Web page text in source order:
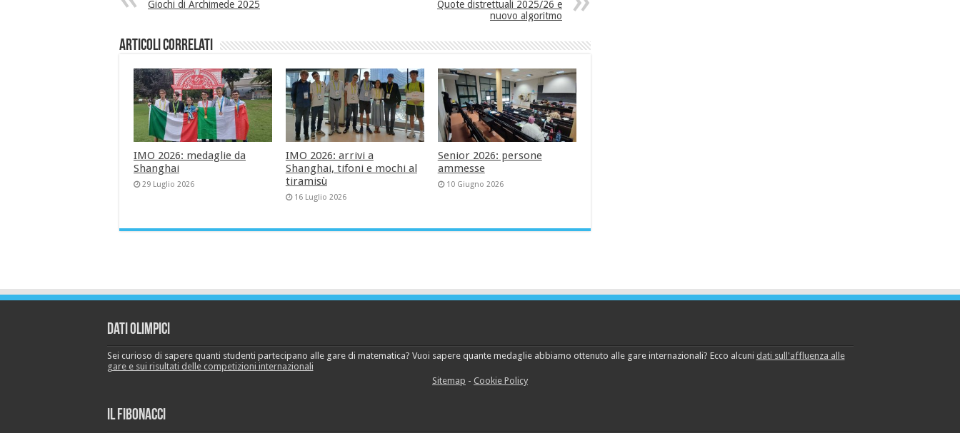
Giochi di Archimede 2025
Quote distrettuali 2025/26 e
nuovo algoritmo
Articoli correlati
IMO 2026: medaglie da
Shanghai
29 Luglio 2026
IMO 2026: arrivi a
Shanghai, tifoni e mochi al
tiramisù
16 Luglio 2026
Senior 2026: persone
ammesse
10 Giugno 2026
Dati Olimpici
Sei curioso di sapere quanti studenti partecipano alle gare di matematica? Vuoi sapere quante medaglie abbiamo ottenuto alle gare internazionali? Ecco alcuni dati sull'affluenza alle
gare e sui risultati delle competizioni internazionali
Sitemap - Cookie Policy
Il Fibonacci